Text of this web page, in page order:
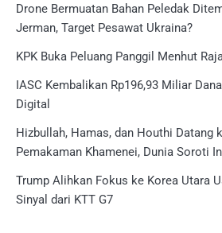
Drone Bermuatan Bahan Peledak
Jerman, Target Pesawat Ukraina?
KPK Buka Peluang Panggil Menhut
IASC Kembalikan Rp196,93 Miliar
Digital
Hizbullah, Hamas, dan Houthi Datang
Pemakaman Khamenei, Dunia Soroti
Trump Alihkan Fokus ke Korea Utara
Sinyal dari KTT G7